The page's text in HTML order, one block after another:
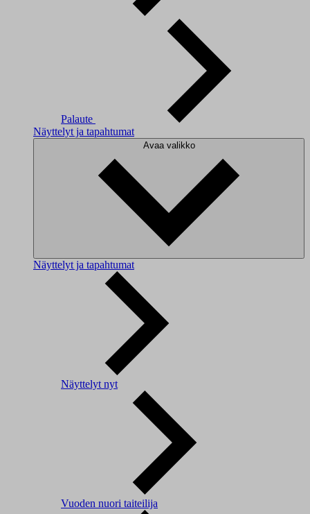
Palaute
Näyttelyt ja tapahtumat
Avaa valikko
Näyttelyt ja tapahtumat
Näyttelyt nyt
Vuoden nuori taiteilija